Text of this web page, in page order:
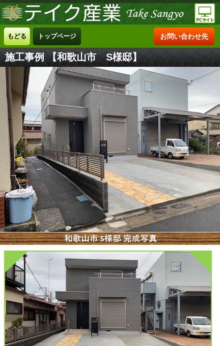
もどる トップページ お問い合わせ先
施工事例 【和歌山市 S様邸】